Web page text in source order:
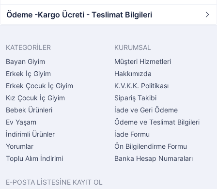
Ödeme -Kargo Ücreti - Teslimat Bilgileri
KATEGORİLER
Bayan Giyim
Erkek İç Giyim
Erkek Çocuk İç Giyim
Kız Çocuk İç Giyim
Bebek Ürünleri
Ev Yaşam
İndirimli Ürünler
Yorumlar
Toplu Alım İndirimi
KURUMSAL
Müşteri Hizmetleri
Hakkımızda
K.V.K.K. Politikası
Sipariş Takibi
İade ve Geri Ödeme
Ödeme ve Teslimat Bilgileri
İade Formu
Ön Bilgilendirme Formu
Banka Hesap Numaraları
E-POSTA LİSTESİNE KAYIT OL